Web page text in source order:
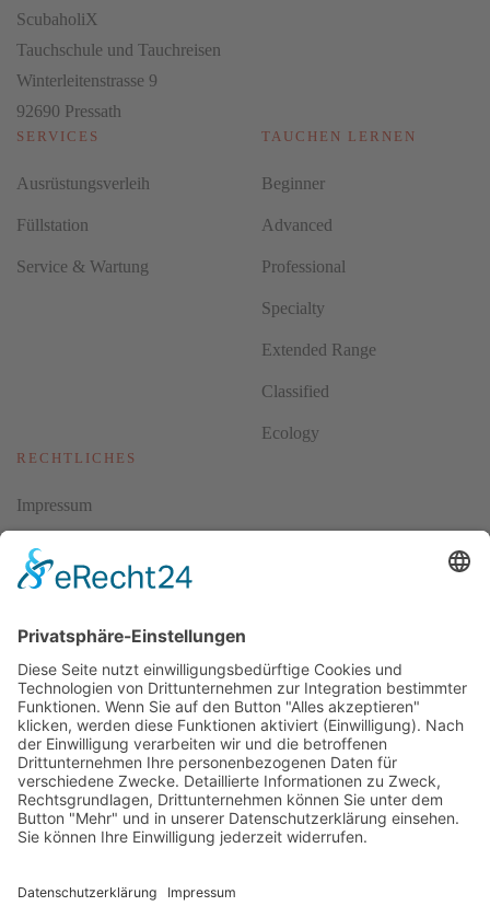
ScubaholiX
Tauchschule und Tauchreisen
Winterleitenstrasse 9
92690 Pressath
SERVICES
Ausrüstungsverleih
Füllstation
Service & Wartung
TAUCHEN LERNEN
Beginner
Advanced
Professional
Specialty
Extended Range
Classified
Ecology
RECHTLICHES
Impressum
Datenschutz
AGBs
Cookie-Einstellungen
Copyright ©2026ScubaholiX | Tauchschule und Tauchreisen.
Alle Rechte vorbehalten.
Umsetzung und Realisierung durchWEBandWIRE Internet- und